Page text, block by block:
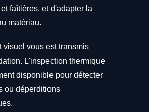
faîtières, et d'adapter la
matériau.
visuel vous est transmis
L'inspection thermique
disponible pour détecter
ou déperditions